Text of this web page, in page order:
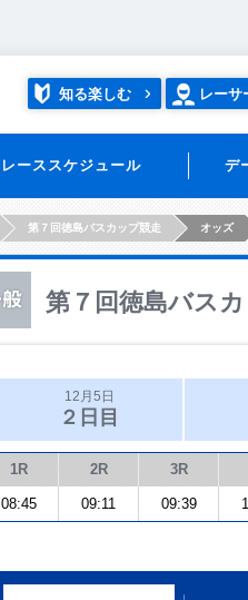
知る楽しむ レーサ
レーススケジュール デ
第７回徳島バスカップ競走 オッズ
第７回徳島バス
12月5日
２日目
1R 2R 3R
08:45 09:11 09:39